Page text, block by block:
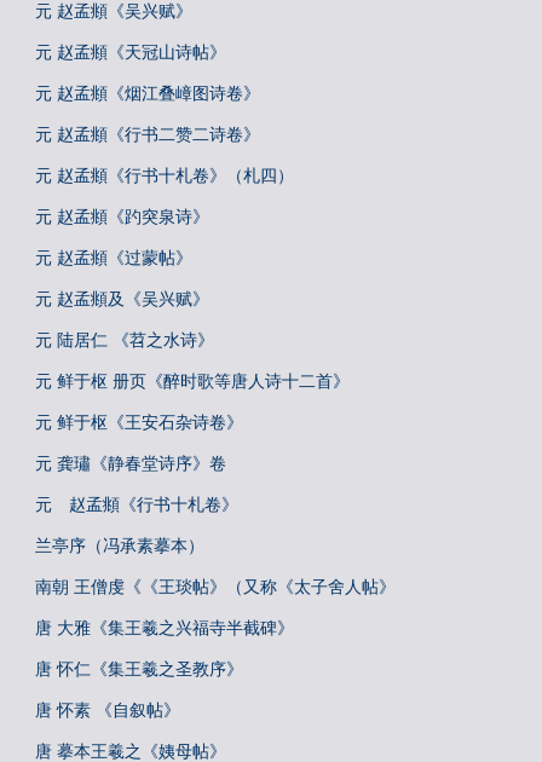
元 赵孟頫《吴兴赋》
元 赵孟頫《天冠山诗帖》
元 赵孟頫《烟江叠嶂图诗卷》
元 赵孟頫《行书二赞二诗卷》
元 赵孟頫《行书十札卷》（札四）
元 赵孟頫《趵突泉诗》
元 赵孟頫《过蒙帖》
元 赵孟頫及《吴兴赋》
元 陆居仁 《苕之水诗》
元 鲜于枢 册页《醉时歌等唐人诗十二首》
元 鲜于枢《王安石杂诗卷》
元 龚璛《静春堂诗序》卷
元 赵孟頫《行书十札卷》
兰亭序（冯承素摹本）
南朝 王僧虔《《王琰帖》（又称《太子舍人帖》
唐 大雅《集王羲之兴福寺半截碑》
唐 怀仁《集王羲之圣教序》
唐 怀素 《自叙帖》
唐 摹本王羲之《姨母帖》